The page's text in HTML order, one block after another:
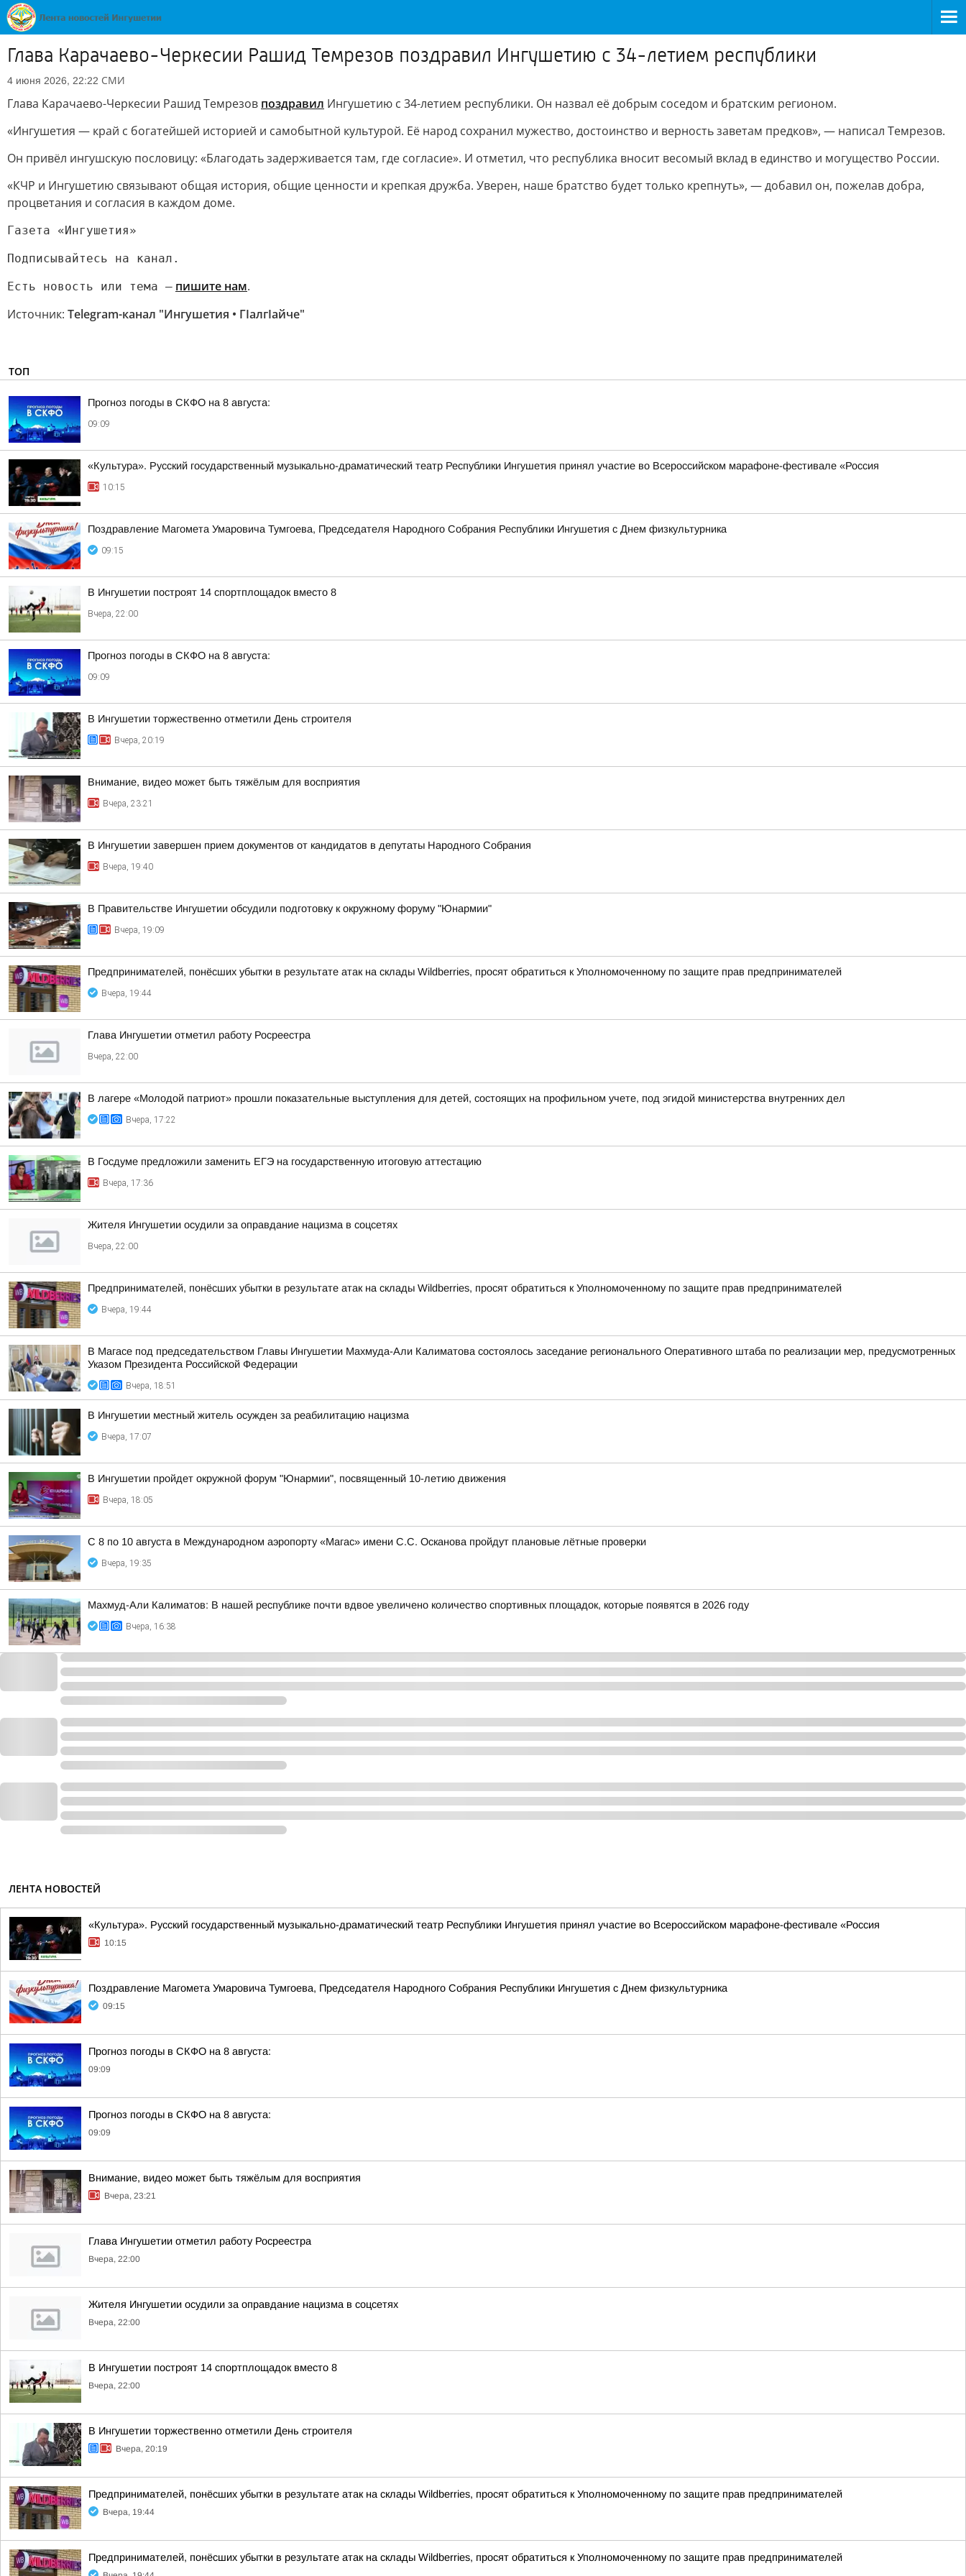
Глава Карачаево-Черкесии Рашид Темрезов поздравил Ингушетию с 34-летием республики
4 июня 2026, 22:22 СМИ
Глава Карачаево-Черкесии Рашид Темрезов поздравил Ингушетию с 34-летием республики. Он назвал её добрым соседом и братским регионом.
«Ингушетия — край с богатейшей историей и самобытной культурой. Её народ сохранил мужество, достоинство и верность заветам предков», — написал Темрезов.
Он привёл ингушскую пословицу: «Благодать задерживается там, где согласие». И отметил, что республика вносит весомый вклад в единство и могущество России.
«КЧР и Ингушетию связывают общая история, общие ценности и крепкая дружба. Уверен, наше братство будет только крепнуть», — добавил он, пожелав добра,
процветания и согласия в каждом доме.
Газета «Ингушетия»
Подписывайтесь на канал.
Есть новость или тема — пишите нам.
Источник: Telegram-канал "Ингушетия • ГIалгIайче"
ТОП
Прогноз погоды в СКФО на 8 августа:
09:09
«Культура». Русский государственный музыкально-драматический театр Республики Ингушетия принял участие во Всероссийском марафоне-фестивале «Россия
10:15
Поздравление Магомета Умаровича Тумгоева, Председателя Народного Собрания Республики Ингушетия с Днем физкультурника
09:15
В Ингушетии построят 14 спортплощадок вместо 8
Вчера, 22:00
Прогноз погоды в СКФО на 8 августа:
09:09
В Ингушетии торжественно отметили День строителя
Вчера, 20:19
Внимание, видео может быть тяжёлым для восприятия
Вчера, 23:21
В Ингушетии завершен прием документов от кандидатов в депутаты Народного Собрания
Вчера, 19:40
В Правительстве Ингушетии обсудили подготовку к окружному форуму "Юнармии"
Вчера, 19:09
Предпринимателей, понёсших убытки в результате атак на склады Wildberries, просят обратиться к Уполномоченному по защите прав предпринимателей
Вчера, 19:44
Глава Ингушетии отметил работу Росреестра
Вчера, 22:00
В лагере «Молодой патриот» прошли показательные выступления для детей, состоящих на профильном учете, под эгидой министерства внутренних дел
Вчера, 17:22
В Госдуме предложили заменить ЕГЭ на государственную итоговую аттестацию
Вчера, 17:36
Жителя Ингушетии осудили за оправдание нацизма в соцсетях
Вчера, 22:00
Предпринимателей, понёсших убытки в результате атак на склады Wildberries, просят обратиться к Уполномоченному по защите прав предпринимателей
Вчера, 19:44
В Магасе под председательством Главы Ингушетии Махмуда-Али Калиматова состоялось заседание регионального Оперативного штаба по реализации мер, предусмотренных
Указом Президента Российской Федерации
Вчера, 18:51
В Ингушетии местный житель осужден за реабилитацию нацизма
Вчера, 17:07
В Ингушетии пройдет окружной форум "Юнармии", посвященный 10-летию движения
Вчера, 18:05
С 8 по 10 августа в Международном аэропорту «Магас» имени С.С. Осканова пройдут плановые лётные проверки
Вчера, 19:35
Махмуд-Али Калиматов: В нашей республике почти вдвое увеличено количество спортивных площадок, которые появятся в 2026 году
Вчера, 16:38
ЛЕНТА НОВОСТЕЙ
«Культура». Русский государственный музыкально-драматический театр Республики Ингушетия принял участие во Всероссийском марафоне-фестивале «Россия
10:15
Поздравление Магомета Умаровича Тумгоева, Председателя Народного Собрания Республики Ингушетия с Днем физкультурника
09:15
Прогноз погоды в СКФО на 8 августа:
09:09
Прогноз погоды в СКФО на 8 августа:
09:09
Внимание, видео может быть тяжёлым для восприятия
Вчера, 23:21
Глава Ингушетии отметил работу Росреестра
Вчера, 22:00
Жителя Ингушетии осудили за оправдание нацизма в соцсетях
Вчера, 22:00
В Ингушетии построят 14 спортплощадок вместо 8
Вчера, 22:00
В Ингушетии торжественно отметили День строителя
Вчера, 20:19
Предпринимателей, понёсших убытки в результате атак на склады Wildberries, просят обратиться к Уполномоченному по защите прав предпринимателей
Вчера, 19:44
Предпринимателей, понёсших убытки в результате атак на склады Wildberries, просят обратиться к Уполномоченному по защите прав предпринимателей